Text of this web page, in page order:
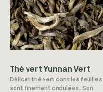
Thé vert Yunnan Vert
Délicat thé vert dont les feuilles
sont finement ondulées. Son